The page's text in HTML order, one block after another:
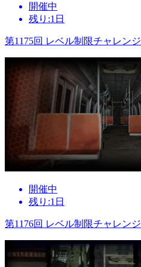
開催中
残り:1日
第1175回 レベル制限チャレンジ
開催中
残り:1日
第1176回 レベル制限チャレンジ